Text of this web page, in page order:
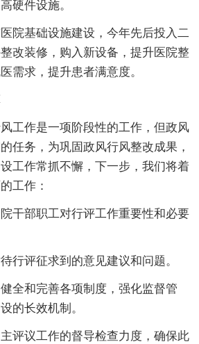
硬件设施。
院基础设施建设，今年先后投入二
改装修，购入新设备，提升医院整
需求，提升患者满意度。
工作是一项阶段性的工作，但政风
任务，为巩固政风行风整改成果，
工作常抓不懈，下一步，我们将着
工作：
干部职工对行评工作重要性和必要
行评征求到的意见建议和问题。
全和完善各项制度，强化监督管
的长效机制。
评议工作的督导检查力度，确保此